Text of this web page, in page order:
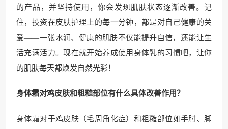
的产品，并坚持使用，你会发现肌肤状态逐渐改善。记
住，投资在皮肤护理上的每一分钟，都是对自己健康的关
爱——一张水润、健康的肌肤不仅能提升自信，还能让生
活充满活力。现在就开始养成使用身体乳的习惯吧，让你
的肌肤每天都焕发自然光彩！
身体霜对鸡皮肤和粗糙部位有什么具体改善作用？
身体霜对于鸡皮肤（毛周角化症）和粗糙部位如手肘、脚